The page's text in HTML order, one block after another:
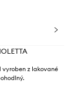
vyroben z lakované